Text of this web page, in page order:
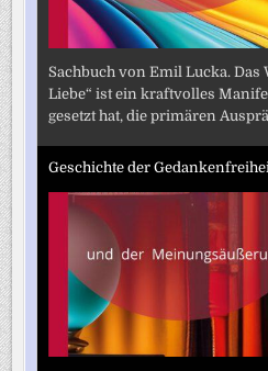
Sachbuch von Emil Lucka.
Liebe“ ist ein kraftvolles
gesetzt hat, die primären
Geschichte der